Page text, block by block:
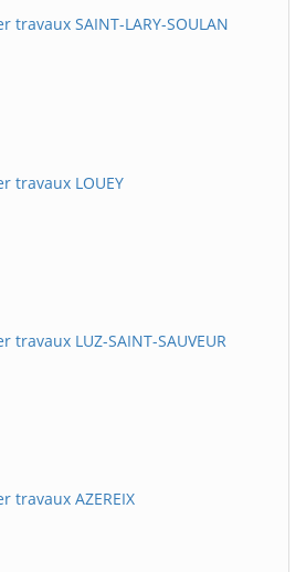
travaux SAINT-LARY-SOULAN
travaux LOUEY
travaux LUZ-SAINT-SAUVEUR
travaux AZEREIX